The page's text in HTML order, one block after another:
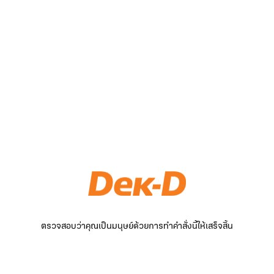
ตรวจสอบว่าคุณเป็นมนุษย์ด้วยการทำคำสั่งนี้ให้เสร็จสิ้น